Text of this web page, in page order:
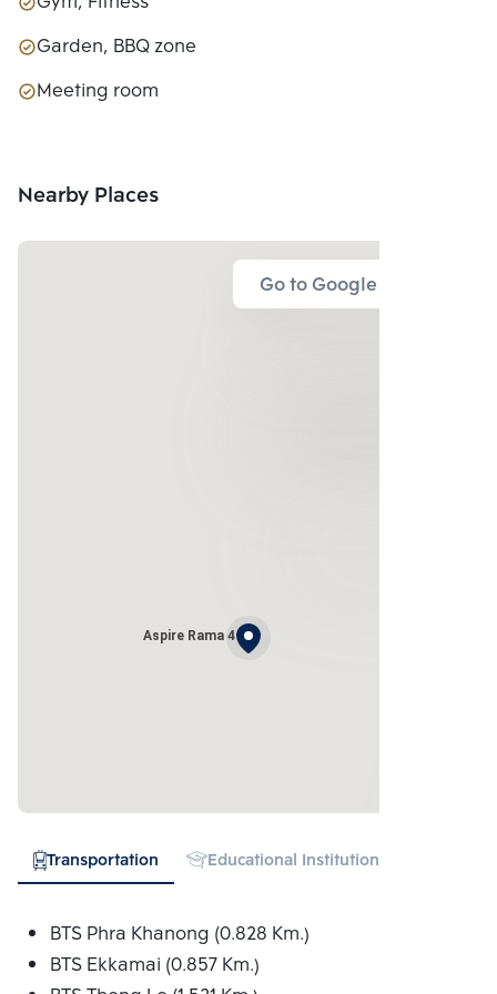
Garden, BBQ zone
Meeting room
Nearby Places
Go to Google Map
Aspire Rama 4
Transportation Educational Institution
BTS Phra Khanong (0.828 Km.)
BTS Ekkamai (0.857 Km.)